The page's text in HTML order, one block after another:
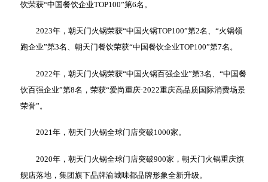
饮荣获“中国餐饮企业TOP100”第6名。
2023年，朝天门火锅荣获“中国火锅TOP100”第2名、“火锅领
跑企业”第3名、朝天门餐饮荣获“中国餐饮企业TOP100”第7名。
2022年，朝天门火锅荣获“中国火锅百强企业”第3名、“中国餐
饮百强企业”第8名，荣获“爱尚重庆·2022重庆高品质国际消费场景
荣誉”。
2021年，朝天门火锅全球门店突破1000家。
2020年，朝天门火锅全球门店突破900家，朝天门火锅重庆旗
舰店落地，集团旗下品牌渝城味都品牌形象全新升级。